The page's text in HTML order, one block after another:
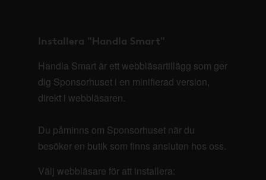
Installera "Handla Smart"
Handla Smart är ett webbläsartillägg som ger
dig Sponsorhuset i en minifierad version,
direkt i webbläsaren.
Du påminns om Sponsorhuset när du
besöker en butik som finns ansluten hos oss.
Välj webbläsare för att installera: